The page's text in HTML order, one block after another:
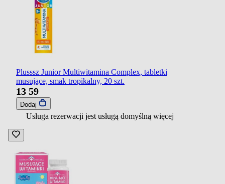
Plusssz Junior Multiwitamina Complex, tabletki
musujące, smak tropikalny, 20 szt.
13 59
Dodaj
Usługa rezerwacji jest usługą domyślną więcej